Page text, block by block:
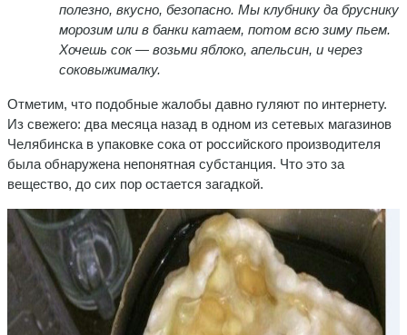
полезно, вкусно, безопасно. Мы клубнику да бруснику
морозим или в банки катаем, потом всю зиму пьем.
Хочешь сок — возьми яблоко, апельсин, и через
соковыжималку.
Отметим, что подобные жалобы давно гуляют по интернету.
Из свежего: два месяца назад в одном из сетевых магазинов
Челябинска в упаковке сока от российского производителя
была обнаружена непонятная субстанция. Что это за
вещество, до сих пор остается загадкой.